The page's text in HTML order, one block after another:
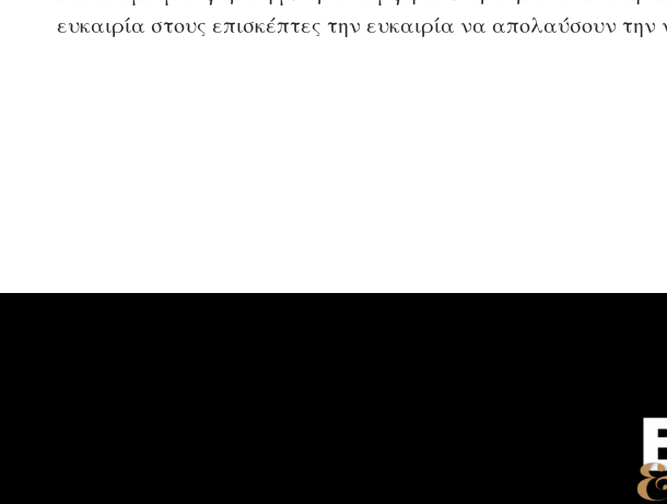
ευκαιρία στους επισκέπτες την ευκαιρία να απολαύσουν